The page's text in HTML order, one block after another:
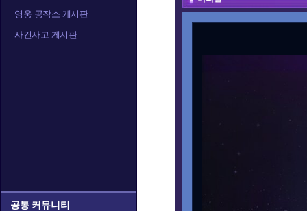
영웅 공작소 게시판
사건사고 게시판
공통 커뮤니티